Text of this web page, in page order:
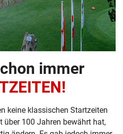
immer
keine klassischen Startzeiten
über 100 Jahren bewährt hat,